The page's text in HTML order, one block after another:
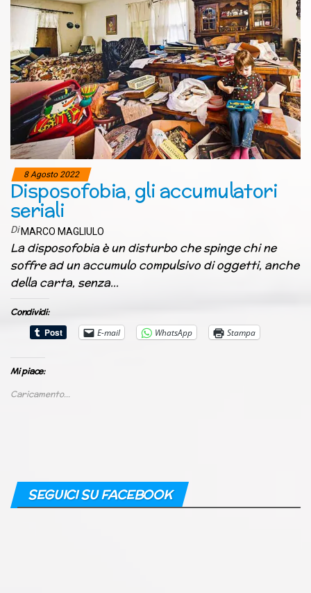
8 Agosto 2022
Disposofobia, gli accumulatori
seriali
Di MARCO MAGLIULO
La disposofobia è un disturbo che spinge chi ne
soffre ad un accumulo compulsivo di oggetti, anche
della carta, senza…
Condividi:
E-mail
WhatsApp Stampa
Mi piace:
Caricamento...
SEGUICI SU FACEBOOK